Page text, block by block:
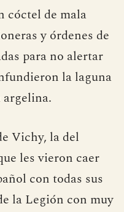
cóctel de mala
y órdenes de
para no alertar
la laguna
Vichy, la del
les vieron caer
con todas sus
la Legión con muy